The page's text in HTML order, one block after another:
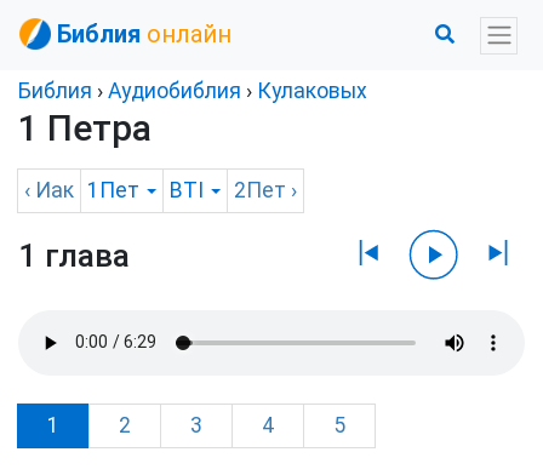
Библия онлайн
Библия › Аудиобиблия › Кулаковых
1 Петра
‹ Иак 1Пет BTI 2Пет ›
1 глава
1 2 3 4 5